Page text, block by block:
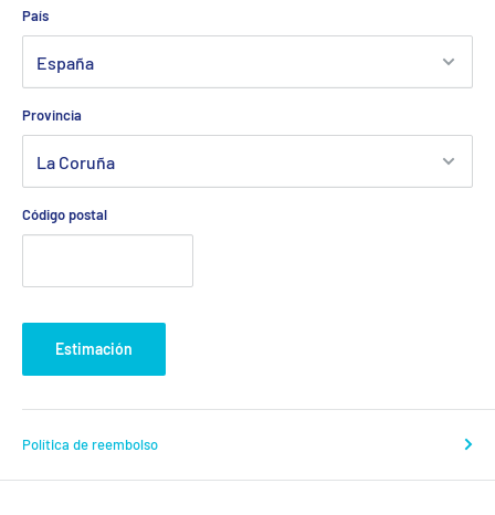
País
Provincia
Código postal
Estimación
Política de reembolso